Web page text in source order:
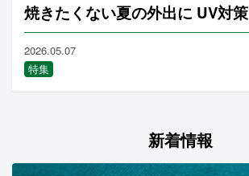
焼きたくない夏の外出に UV対策
2026.05.07
特集
新着情報